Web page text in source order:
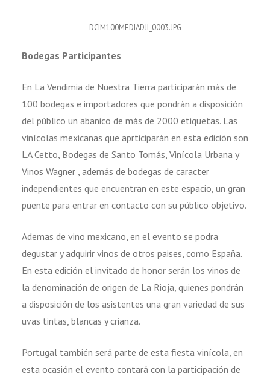
DCIM100MEDIADJI_0003.JPG
Bodegas Participantes
En La Vendimia de Nuestra Tierra participarán más de
100 bodegas e importadores que pondrán a disposición
del público un abanico de más de 2000 etiquetas. Las
vinícolas mexicanas que aprticiparán en esta edición son
LA Cetto, Bodegas de Santo Tomás, Vinícola Urbana y
Vinos Wagner , además de bodegas de caracter
independientes que encuentran en este espacio, un gran
puente para entrar en contacto con su público objetivo.
Ademas de vino mexicano, en el evento se podra
degustar y adquirir vinos de otros paises, como España.
En esta edición el invitado de honor serán los vinos de
la denominación de origen de La Rioja, quienes pondrán
a disposición de los asistentes una gran variedad de sus
uvas tintas, blancas y crianza.
Portugal también será parte de esta fiesta vinícola, en
esta ocasión el evento contará con la participación de